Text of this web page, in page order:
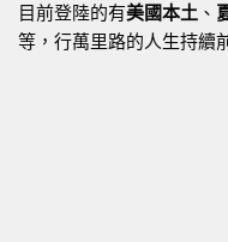
目前登陸的有美國本土 、
等，行萬里路的人生持續